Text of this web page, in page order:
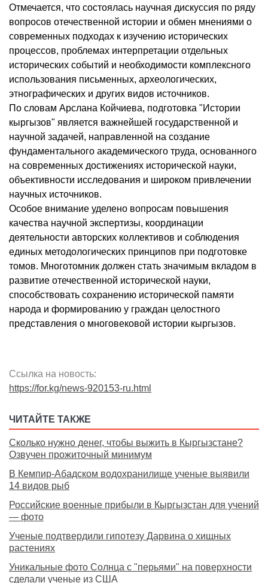
Отмечается, что состоялась научная дискуссия по ряду
вопросов отечественной истории и обмен мнениями о
современных подходах к изучению исторических
процессов, проблемах интерпретации отдельных
исторических событий и необходимости комплексного
использования письменных, археологических,
этнографических и других видов источников.
По словам Арслана Койчиева, подготовка "Истории
кыргызов" является важнейшей государственной и
научной задачей, направленной на создание
фундаментального академического труда, основанного
на современных достижениях исторической науки,
объективности исследования и широком привлечении
научных источников.
Особое внимание уделено вопросам повышения
качества научной экспертизы, координации
деятельности авторских коллективов и соблюдения
единых методологических принципов при подготовке
томов. Многотомник должен стать значимым вкладом в
развитие отечественной исторической науки,
способствовать сохранению исторической памяти
народа и формированию у граждан целостного
представления о многовековой истории кыргызов.
Ссылка на новость:
https://for.kg/news-920153-ru.html
ЧИТАЙТЕ ТАКЖЕ
Сколько нужно денег, чтобы выжить в Кыргызстане?
Озвучен прожиточный минимум
В Кемпир-Абадском водохранилище ученые выявили
14 видов рыб
Российские военные прибыли в Кыргызстан для учений
— фото
Ученые подтвердили гипотезу Дарвина о хищных
растениях
Уникальные фото Солнца с "перьями" на поверхности
сделали ученые из США